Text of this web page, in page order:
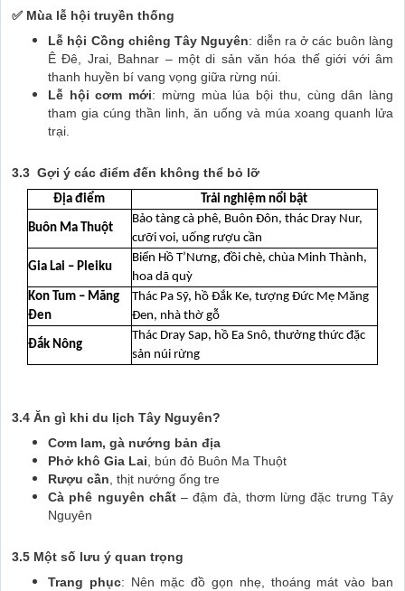
✅ Mùa lễ hội truyền thống
Lễ hội Cồng chiêng Tây Nguyên: diễn ra ở các buôn làng
Ê Đê, Jrai, Bahnar – một di sản văn hóa thế giới với âm
thanh huyền bí vang vọng giữa rừng núi.
Lễ hội cơm mới: mừng mùa lúa bội thu, cùng dân làng
tham gia cúng thần linh, ăn uống và múa xoang quanh lửa
trại.
3.3 Gợi ý các điểm đến không thể bỏ lỡ
Địa điểm Trải nghiệm nổi bật
Buôn Ma Thuột
Bảo tàng cà phê, Buôn Đôn, thác Dray Nur,
cưỡi voi, uống rượu cần
Gia Lai – Pleiku
Biển Hồ T’Nưng, đồi chè, chùa Minh Thành,
hoa dã quỳ
Kon Tum – Măng
Đen
Thác Pa Sỹ, hồ Đắk Ke, tượng Đức Mẹ Măng
Đen, nhà thờ gỗ
Đắk Nông
Thác Dray Sap, hồ Ea Snô, thưởng thức đặc
sản núi rừng
3.4 Ăn gì khi du lịch Tây Nguyên?
Cơm lam, gà nướng bản địa
Phở khô Gia Lai, bún đỏ Buôn Ma Thuột
Rượu cần, thịt nướng ống tre
Cà phê nguyên chất– đậm đà, thơm lừng đặc trưng Tây
Nguyên
3.5 Một số lưu ý quan trọng
Trang phục: Nên mặc đồ gọn nhẹ, thoáng mát vào ban